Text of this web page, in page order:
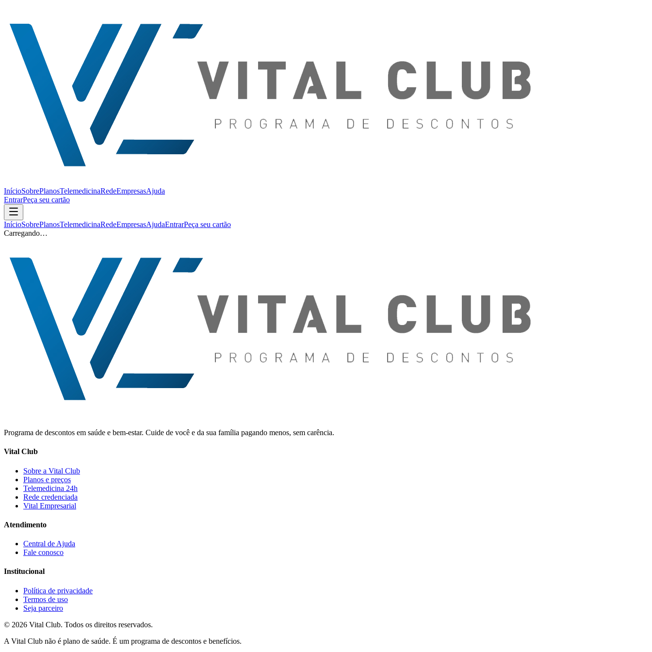
InícioSobrePlanosTelemedicinaRedeEmpresasAjuda
EntrarPeça seu cartão
InícioSobrePlanosTelemedicinaRedeEmpresasAjudaEntrarPeça seu cartão
Carregando…
Programa de descontos em saúde e bem-estar. Cuide de você e da sua família pagando menos, sem carência.
Vital Club
Sobre a Vital Club
Planos e preços
Telemedicina 24h
Rede credenciada
Vital Empresarial
Atendimento
Central de Ajuda
Fale conosco
Institucional
Política de privacidade
Termos de uso
Seja parceiro
© 2026 Vital Club. Todos os direitos reservados.
A Vital Club não é plano de saúde. É um programa de descontos e benefícios.